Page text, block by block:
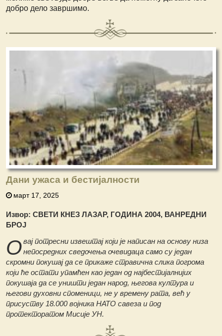
добро дело завршимо.
Дани ужаса и бестијалности
март 17, 2025
Извор: СВЕТИ КНЕЗ ЛАЗАР, ГОДИНА 2004, ВАНРЕДНИ
БРОЈ
Овај потресни извештај који је написан на основу низа
непосредних сведочења очевидаца само су један
скромни покушај да се прикаже стравична слика погрома
који ће остати упамћен као један од најбестијалнијих
покушаја да се уништи један народ, његова култура и
његови духовни споменици, не у времену рата, већ у
присуству 18.000 војника НАТО савеза и под
протекторатом Мисије УН.